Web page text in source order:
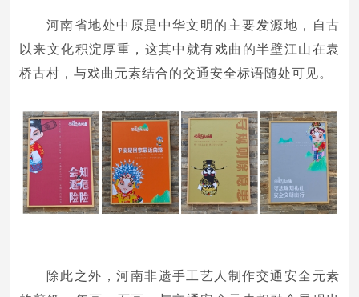
河南省地处中原是中华文明的主要发源地，自古
以来文化积淀厚重，这其中就有戏曲的半壁江山在袁
桥古村，与戏曲元素结合的交通安全标语随处可见。
除此之外，河南非遗手工艺人制作交通安全元素